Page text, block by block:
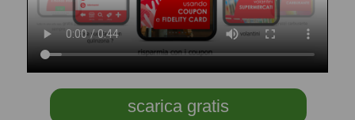
scarica gratis